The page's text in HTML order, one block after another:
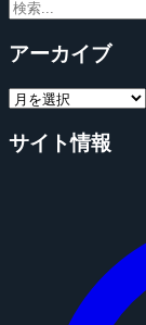
アーカイブ
サイト情報